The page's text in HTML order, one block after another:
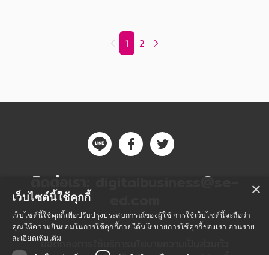
1 2
ติดต่อเรา: digitalbusiness@se-
ข้อตกลงการใช้บริการ
×
เว็บไซต์นี้ใช้คุกกี้
เว็บไซต์นี้ใช้คุกกี้เพื่อปรับปรุงประสบการณ์ของผู้ใช้ การใช้เว็บไซต์นี้จะถือว่า
คุณให้ความยินยอมในการใช้คุกกี้ภายใต้นโยบายการใช้คุกกี้ของเรา อ่านราย
ละเอียดเพิ่มเติม